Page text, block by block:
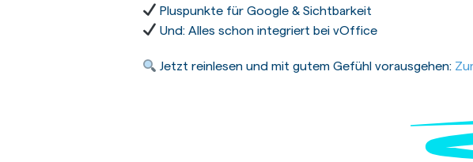
Pluspunkte für Google & Sichtbarkeit
Und: Alles schon integriert bei vOffice
Jetzt reinlesen und mit gutem Gefühl vorausgehen: